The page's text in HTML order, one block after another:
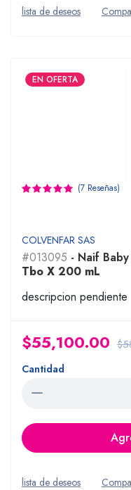
lista de deseos
EN OFERTA
(7 Reseñas)
COLVENFAR SAS
#013095 - Naif
Tbo X 200 mL
descripcion pendiente
$55,100.00
Cantidad
lista de deseos